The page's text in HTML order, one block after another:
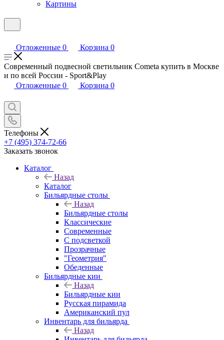
Картины
Отложенные 0 Корзина 0
Современный подвесной светильник Cometa купить в Москве
и по всей России - Sport&Play
Отложенные 0 Корзина 0
Телефоны
+7 (495) 374-72-66
Заказать звонок
Каталог
Назад
Каталог
Бильярдные столы
Назад
Бильярдные столы
Классические
Современные
С подсветкой
Прозрачные
"Геометрия"
Обеденные
Бильярдные кии
Назад
Бильярдные кии
Русская пирамида
Американский пул
Инвентарь для бильярда
Назад